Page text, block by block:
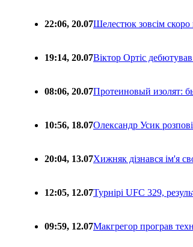
22:06, 20.07Шелестюк зовсім скоро
19:14, 20.07Віктор Ортіс
08:06, 20.07Протеиновый изолят:
10:56, 18.07Олександр Усик
20:04, 13.07Хижняк дізнався ім'я
12:05, 12.07Турнірі UFC 329,
09:59, 12.07Макгрегор програв